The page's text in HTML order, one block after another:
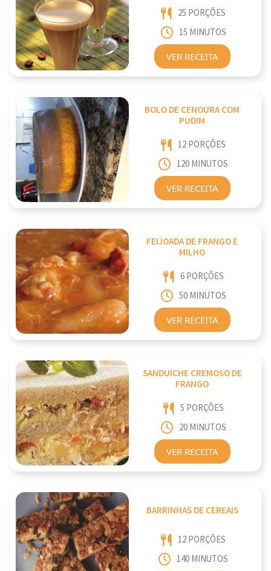
25 PORÇÕES
15 MINUTOS
VER RECEITA
BOLO DE CENOURA COM
PUDIM
12 PORÇÕES
120 MINUTOS
VER RECEITA
FEIJOADA DE FRANGO E
MILHO
6 PORÇÕES
50 MINUTOS
VER RECEITA
SANDUICHE CREMOSO DE
FRANGO
5 PORÇÕES
20 MINUTOS
VER RECEITA
BARRINHAS DE CEREAIS
12 PORÇÕES
140 MINUTOS